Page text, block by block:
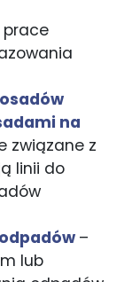
prace
na
związane z
linii do
–
lub